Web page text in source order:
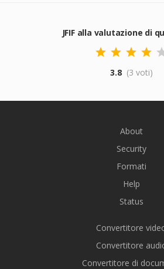
JFIF alla valutazione di
3.8 (3 voti)
About
Security
Formati
Help
Status
Convertitore
Convertitore
Convertitore di